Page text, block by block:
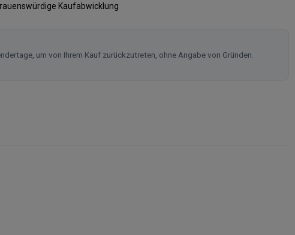
Kaufabwicklung
um von Ihrem Kauf zurückzutreten, ohne Angabe von Gründen.